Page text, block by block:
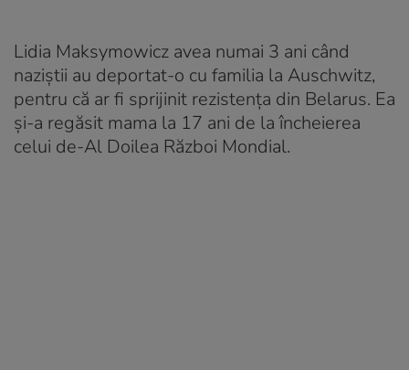
Lidia Maksymowicz avea numai 3 ani când
naziștii au deportat-o cu familia la Auschwitz,
pentru că ar fi sprijinit rezistența din Belarus. Ea
și-a regăsit mama la 17 ani de la încheierea
celui de-Al Doilea Război Mondial.